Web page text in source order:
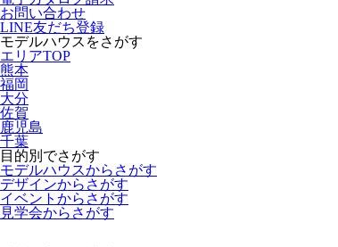
お問い合わせ
LINE友だち登録
モデルハウスをさがす
エリアTOP
熊本
福岡
大分
佐賀
鹿児島
千葉
目的別でさがす
モデルハウスからさがす
デザインからさがす
イベントからさがす
見学会からさがす